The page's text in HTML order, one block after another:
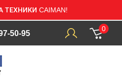
CAIMAN!
50-95
0